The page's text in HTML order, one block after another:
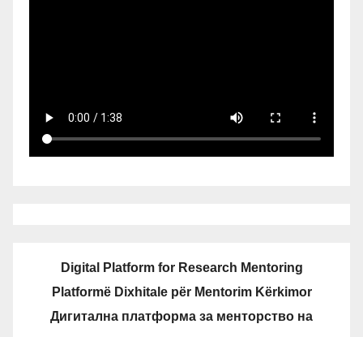
Digital Platform for Research Mentoring
Platformë Dixhitale për Mentorim Kërkimor
Дигитална платформа за менторство на